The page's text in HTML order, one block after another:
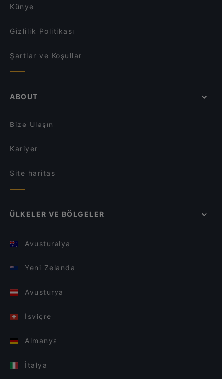
Künye
Gizlilik Politikası
Şartlar ve Koşullar
ABOUT
Bize Ulaşın
Kariyer
Site haritası
ÜLKELER VE BÖLGELER
Avusturalya
Yeni Zelanda
Avusturya
İsviçre
Almanya
İtalya